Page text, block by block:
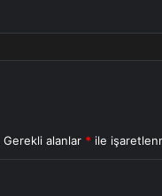
Gerekli alanlar * ile